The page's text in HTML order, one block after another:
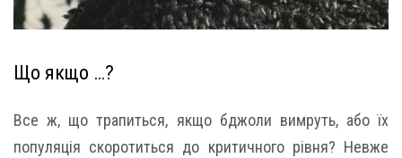
Що якщо …?
Все ж, що трапиться, якщо бджоли вимруть, або їх
популяція скоротиться до критичного рівня? Невже